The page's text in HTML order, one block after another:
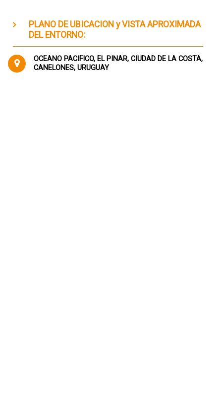
PLANO DE UBICACION y VISTA APROXIMADA
DEL ENTORNO:
OCEANO PACIFICO, EL PINAR, CIUDAD DE LA COSTA,
CANELONES, URUGUAY